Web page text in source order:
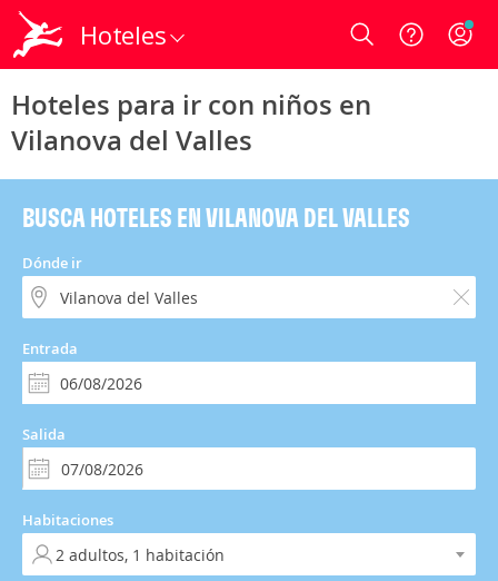
Hoteles Login
Hoteles para ir con niños en
Vilanova del Valles
BUSCA HOTELES EN VILANOVA DEL VALLES
Dónde ir
Entrada
Salida
Habitaciones